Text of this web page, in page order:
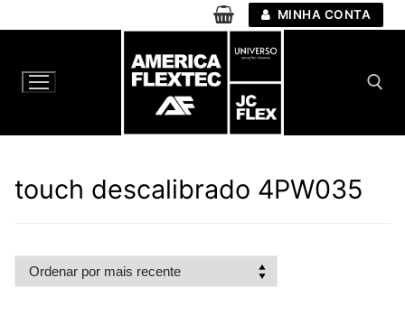
para
conteúdo
MINHA CONTA
touch descalibrado 4PW035